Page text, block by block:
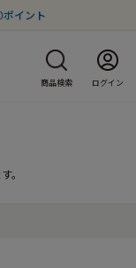
イント
商品検索 ログイン
。